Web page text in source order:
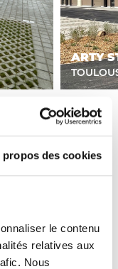
propos des cookies
le contenu
relatives aux
Nous
ARTY